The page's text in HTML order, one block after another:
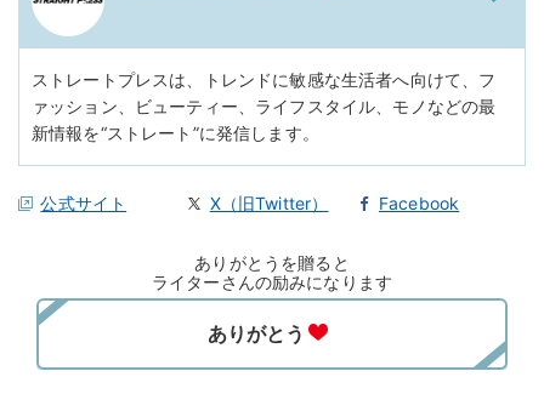
ストレートプレスは、トレンドに敏感な生活者へ向けて、フ
ァッション、ビューティー、ライフスタイル、モノなどの最
新情報を“ストレート”に発信します。
公式サイト X（旧Twitter） Facebook
ありがとうを贈ると
ライターさんの励みになります